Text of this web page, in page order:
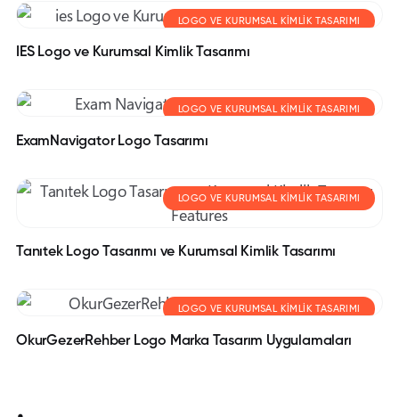
LOGO VE KURUMSAL KIMLIK TASARIMI
IES Logo ve Kurumsal Kimlik Tasarımı
LOGO VE KURUMSAL KIMLIK TASARIMI
ExamNavigator Logo Tasarımı
LOGO VE KURUMSAL KIMLIK TASARIMI
Tanıtek Logo Tasarımı ve Kurumsal Kimlik Tasarımı
LOGO VE KURUMSAL KIMLIK TASARIMI
OkurGezerRehber Logo Marka Tasarım Uygulamaları